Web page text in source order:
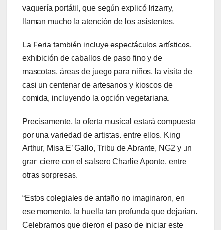
vaquería portátil, que según explicó Irizarry,
llaman mucho la atención de los asistentes.
La Feria también incluye espectáculos artísticos,
exhibición de caballos de paso fino y de
mascotas, áreas de juego para niños, la visita de
casi un centenar de artesanos y kioscos de
comida, incluyendo la opción vegetariana.
Precisamente, la oferta musical estará compuesta
por una variedad de artistas, entre ellos, King
Arthur, Misa E’ Gallo, Tribu de Abrante, NG2 y un
gran cierre con el salsero Charlie Aponte, entre
otras sorpresas.
“Estos colegiales de antaño no imaginaron, en
ese momento, la huella tan profunda que dejarían.
Celebramos que dieron el paso de iniciar este